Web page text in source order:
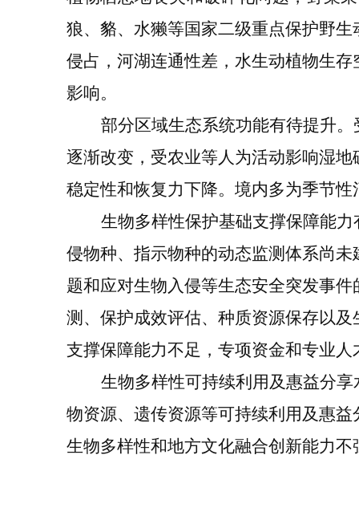
狼、貉、水獭等国家二级重点保护野
侵占，河湖连通性差，水生动植物生存
影响。
部分区域生态系统功能有待提升。
逐渐改变，受农业等人为活动影响湿
稳定性和恢复力下降。 境内多为季节性
生物多样性保护基础支撑保障能力
侵物种、指示物种的动态监测体系尚
题和应对生物入侵等生态安全突发事
测、保护成效评估、种质资源保存以
支撑保障能力不足，专项资金和专业
生物多样性可持续利用及惠益分
物资源、遗传资源等可持续利用及惠
生物多样性和地方文化融合创新能力不